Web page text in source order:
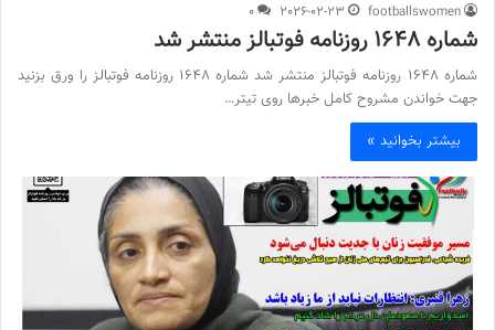
footballswomen
2026-02-23
0
شماره 1648 روزنامه فوتبالز منتشر شد
شماره 1648 روزنامه فوتبالز منتشر شد شماره 1648 روزنامه فوتبالز را ورق بزنید
جهت خواندن مشروح کامل خبرها روی تیتر…
بیشتر بخوانید »